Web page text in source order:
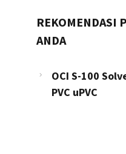
REKOMENDASI
ANDA
OCI S-100
PVC uPVC